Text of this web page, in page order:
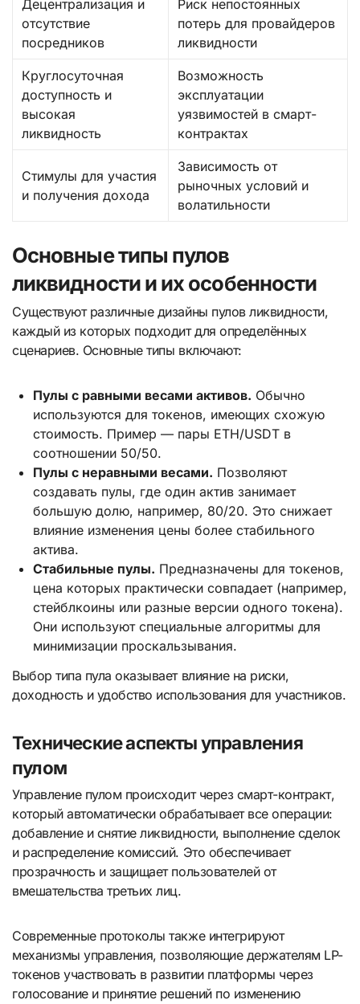
Децентрализация и
отсутствие
посредников
Риск непостоянных
потерь для провайдеров
ликвидности
Круглосуточная
доступность и
высокая
ликвидность
Возможность
эксплуатации
уязвимостей в смарт-
контрактах
Стимулы для участия
и получения дохода
Зависимость от
рыночных условий и
волатильности
Основные типы пулов
ликвидности и их особенности
Существуют различные дизайны пулов ликвидности,
каждый из которых подходит для определённых
сценариев. Основные типы включают:
Пулы с равными весами активов. Обычно
используются для токенов, имеющих схожую
стоимость. Пример — пары ETH/USDT в
соотношении 50/50.
Пулы с неравными весами. Позволяют
создавать пулы, где один актив занимает
большую долю, например, 80/20. Это снижает
влияние изменения цены более стабильного
актива.
Стабильные пулы. Предназначены для токенов,
цена которых практически совпадает (например,
стейблкоины или разные версии одного токена).
Они используют специальные алгоритмы для
минимизации проскальзывания.
Выбор типа пула оказывает влияние на риски,
доходность и удобство использования для участников.
Технические аспекты управления
пулом
Управление пулом происходит через смарт-контракт,
который автоматически обрабатывает все операции:
добавление и снятие ликвидности, выполнение сделок
и распределение комиссий. Это обеспечивает
прозрачность и защищает пользователей от
вмешательства третьих лиц.
Современные протоколы также интегрируют
механизмы управления, позволяющие держателям LP-
токенов участвовать в развитии платформы через
голосование и принятие решений по изменению